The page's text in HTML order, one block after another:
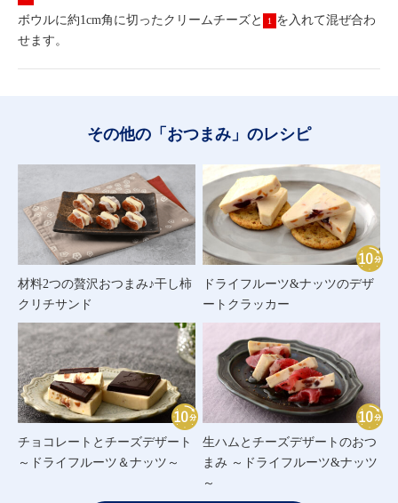
ボウルに約1cm角に切ったクリームチーズと 1
を入れて混ぜ合わ
せます。
その他の「おつまみ」のレシピ
材料2つの贅沢おつまみ♪干し柿
クリチサンド
ドライフルーツ&ナッツのデザ
ートクラッカー
チョコレートとチーズデザート
～ドライフルーツ＆ナッツ～
生ハムとチーズデザートのおつ
まみ ～ドライフルーツ&ナッツ
～